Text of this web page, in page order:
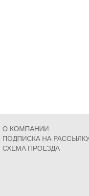
О КОМПАНИИ
ПОДПИСКА НА
СХЕМА ПРОЕЗДА